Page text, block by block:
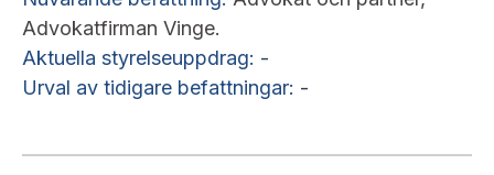
Advokatfirman Vinge.
Aktuella styrelseuppdrag: -
Urval av tidigare befattningar: -